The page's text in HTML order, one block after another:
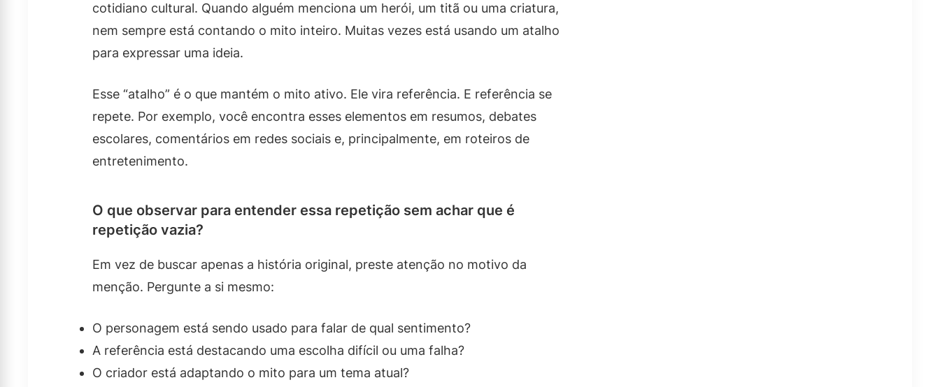
cotidiano cultural. Quando alguém menciona um herói, um titã ou uma criatura,
nem sempre está contando o mito inteiro. Muitas vezes está usando um atalho
para expressar uma ideia.
Esse “atalho” é o que mantém o mito ativo. Ele vira referência. E referência se
repete. Por exemplo, você encontra esses elementos em resumos, debates
escolares, comentários em redes sociais e, principalmente, em roteiros de
entretenimento.
O que observar para entender essa repetição sem achar que é
repetição vazia?
Em vez de buscar apenas a história original, preste atenção no motivo da
menção. Pergunte a si mesmo:
O personagem está sendo usado para falar de qual sentimento?
A referência está destacando uma escolha difícil ou uma falha?
O criador está adaptando o mito para um tema atual?